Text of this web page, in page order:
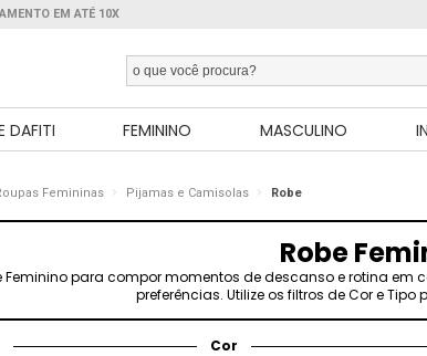
EM ATÉ 10X
DAFITI FEMININO MASCULINO
Femininas Pijamas e Camisolas Robe
Robe
Feminino para compor momentos de descanso e rotina
preferências. Utilize os filtros de Cor e
Cor